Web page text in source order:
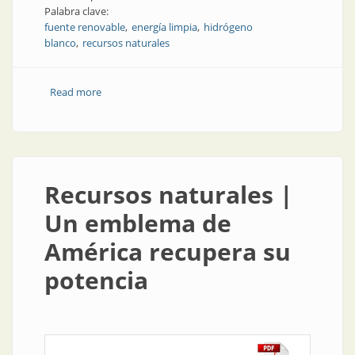
Palabra clave:
fuente renovable energía limpia hidrógeno
blanco recursos naturales
Read moreabout Hidrógeno blanco en Francia
Recursos naturales |
Un emblema de
América recupera su
potencia